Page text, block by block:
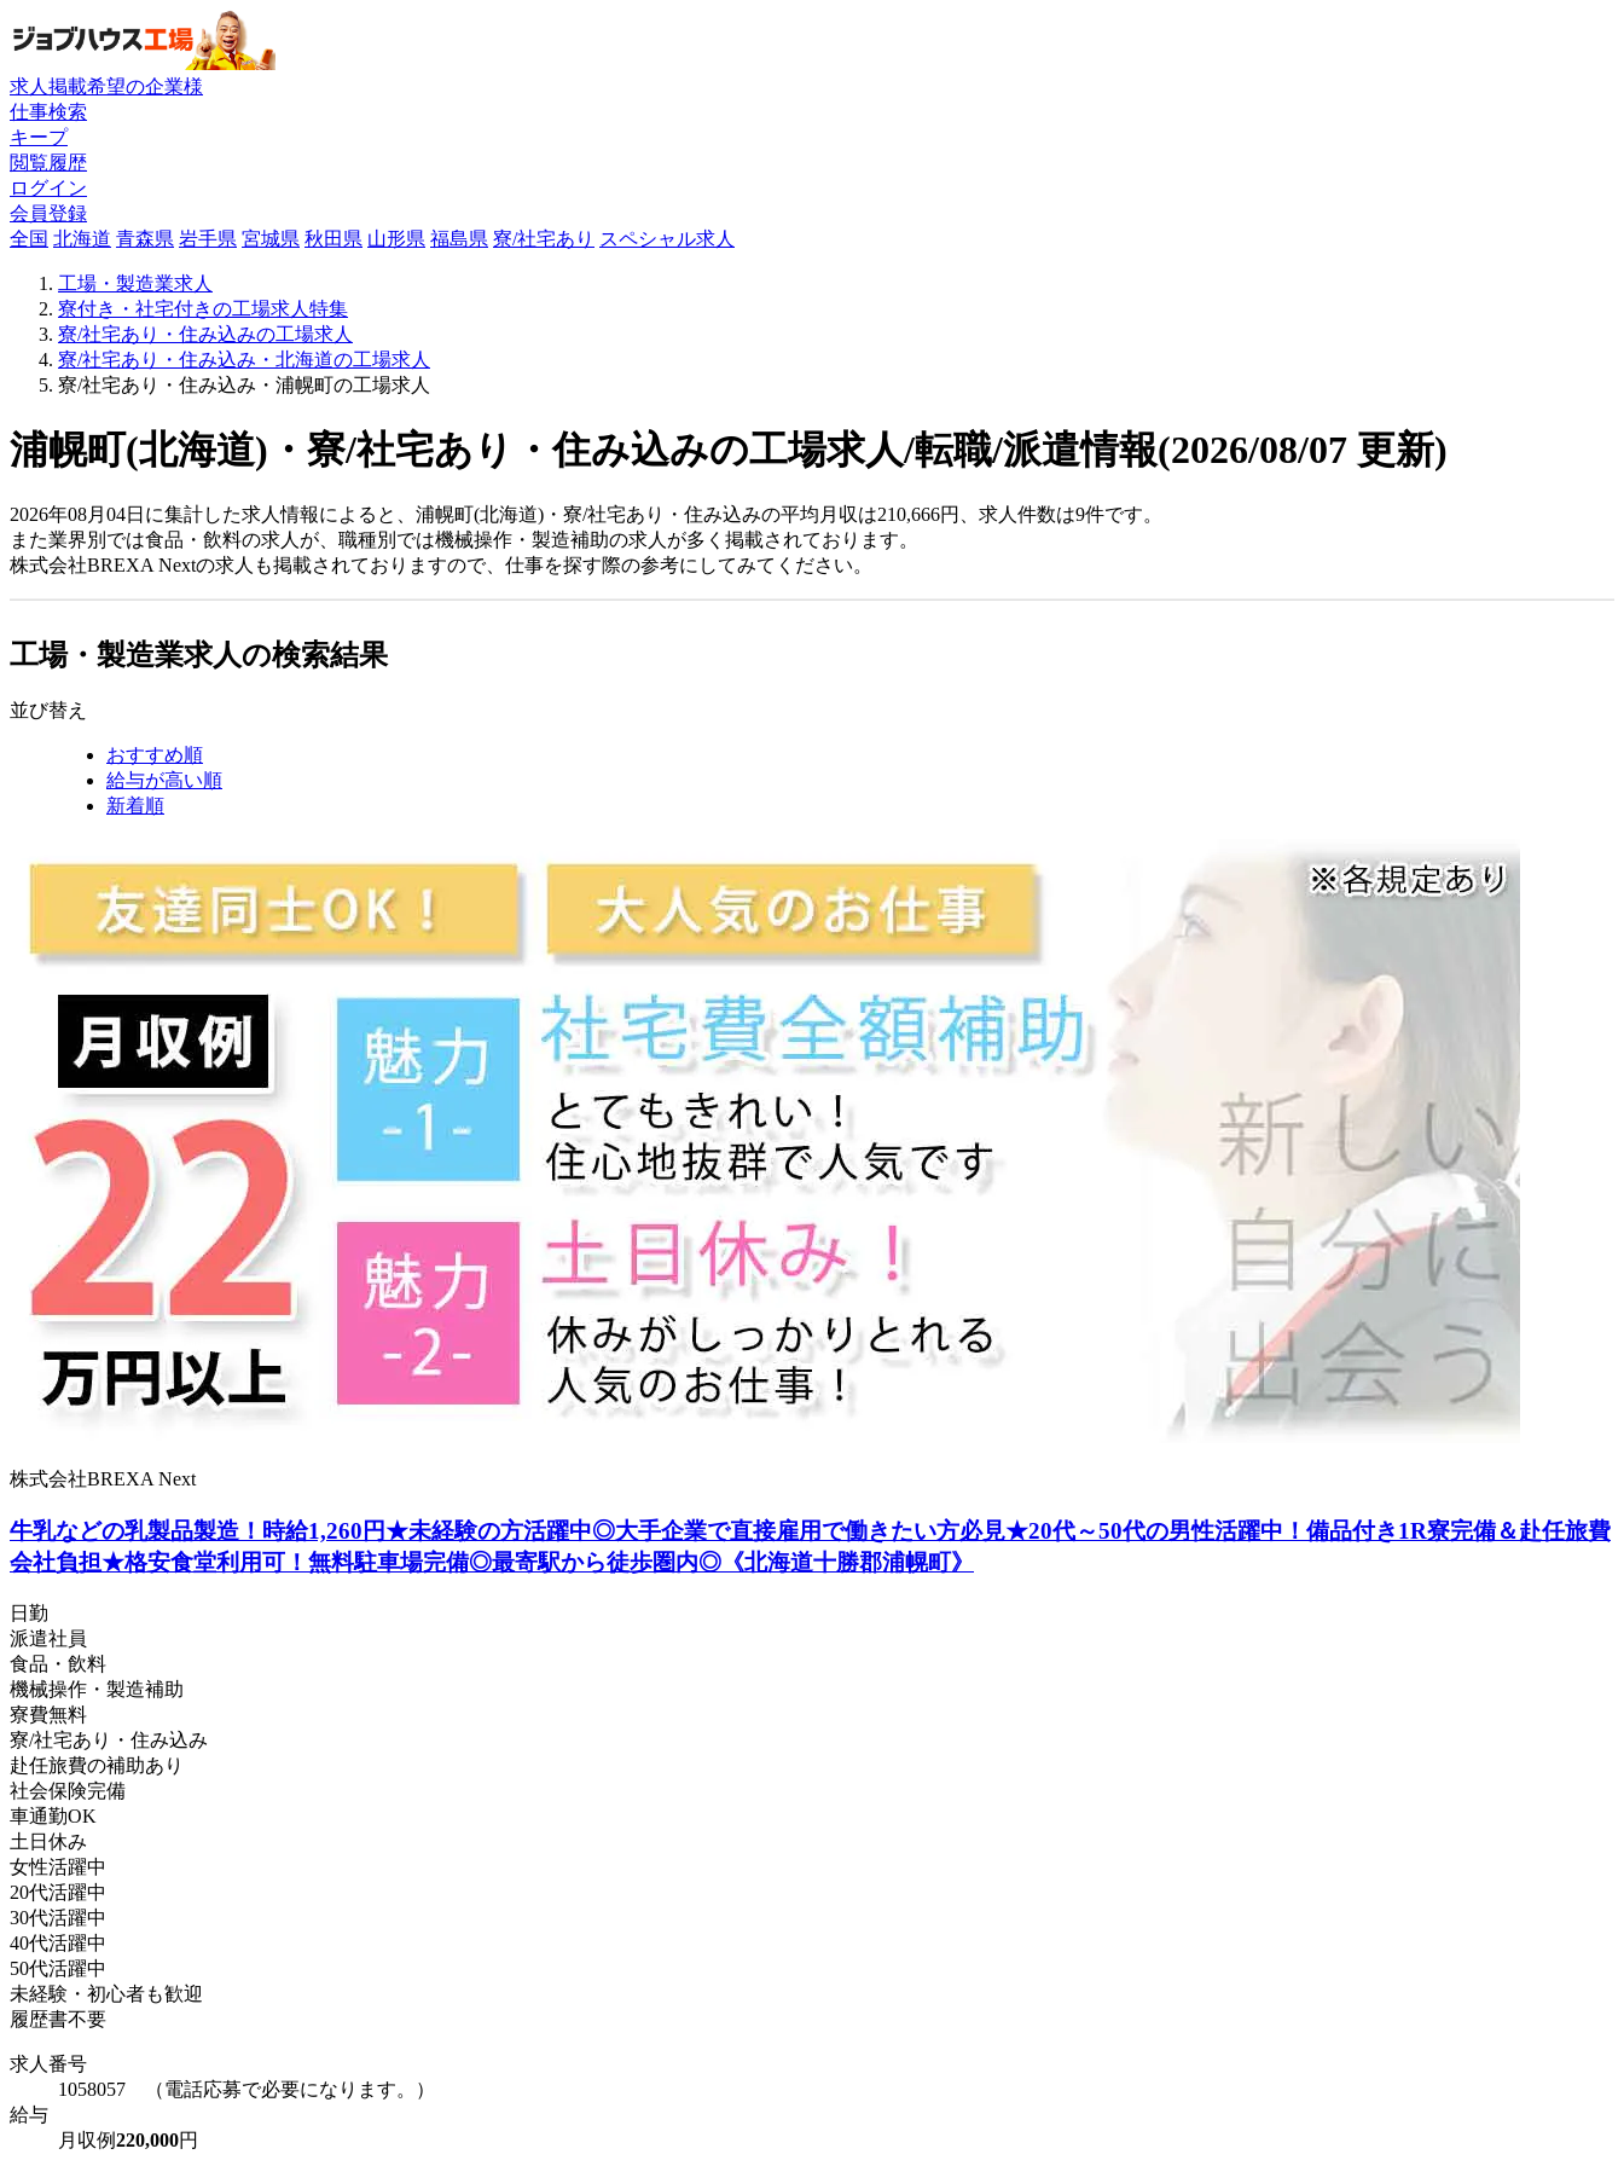
求人掲載希望の企業様
仕事検索
キープ
閲覧履歴
ログイン
会員登録
全国 北海道 青森県 岩手県 宮城県 秋田県 山形県 福島県 寮/社宅あり スペシャル求人
工場・製造業求人
寮付き・社宅付きの工場求人特集
寮/社宅あり・住み込みの工場求人
寮/社宅あり・住み込み・北海道の工場求人
寮/社宅あり・住み込み・浦幌町の工場求人
浦幌町(北海道)・寮/社宅あり・住み込みの工場求人/転職/派遣情報(2026/08/07 更新)
2026年08月04日に集計した求人情報によると、浦幌町(北海道)・寮/社宅あり・住み込みの平均月収は210,666円、求人件数は9件です。
また業界別では食品・飲料の求人が、職種別では機械操作・製造補助の求人が多く掲載されております。
株式会社BREXA Nextの求人も掲載されておりますので、仕事を探す際の参考にしてみてください。
工場・製造業求人の検索結果
並び替え
おすすめ順
給与が高い順
新着順
株式会社BREXA Next
牛乳などの乳製品製造！時給1,260円★未経験の方活躍中◎大手企業で直接雇用で働きたい方必見★20代～50代の男性活躍中！備品付き1R寮完備＆赴任旅費
会社負担★格安食堂利用可！無料駐車場完備◎最寄駅から徒歩圏内◎《北海道十勝郡浦幌町》
日勤
派遣社員
食品・飲料
機械操作・製造補助
寮費無料
寮/社宅あり・住み込み
赴任旅費の補助あり
社会保険完備
車通勤OK
土日休み
女性活躍中
20代活躍中
30代活躍中
40代活躍中
50代活躍中
未経験・初心者も歓迎
履歴書不要
求人番号
1058057 （電話応募で必要になります。）
給与
月収例220,000円